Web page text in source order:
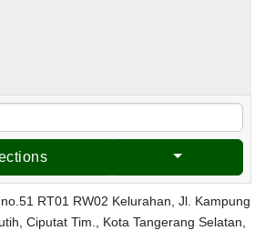
RT01 RW02 Kelurahan, Jl. Kampung
Ciputat Tim., Kota Tangerang Selatan,